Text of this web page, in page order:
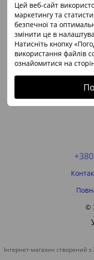
Цей веб-сайт
маркетингу та
безпечної та
змінити це в
Натисніть кнопку
використання файлів
ознайомитися на
©
Інтернет-магазин створений